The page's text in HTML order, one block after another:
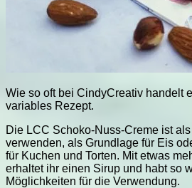
Wie so oft bei CindyCreativ handelt
variables Rezept.
Die LCC Schoko-Nuss-Creme ist
verwenden, als Grundlage für Eis
für Kuchen und Torten. Mit etwas
erhaltet ihr einen Sirup und habt so
Möglichkeiten für die Verwendung.